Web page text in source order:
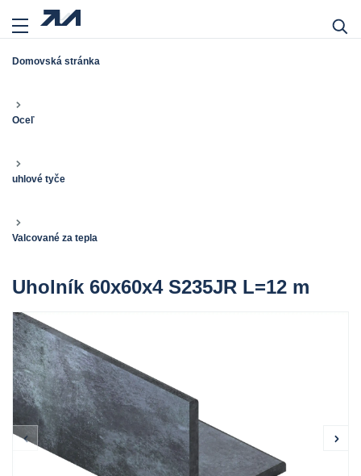
Domovská stránka
Oceľ
uhlové tyče
Valcované za tepla
Uholník 60x60x4 S235JR L=12 m